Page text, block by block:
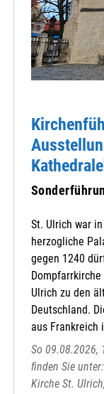
St. Ulrich war
herzogliche
gegen 1240
Ulrich zu den
Deutschland.
aus Frankreich
So 09.08.2026,
finden Sie
Kirche St.